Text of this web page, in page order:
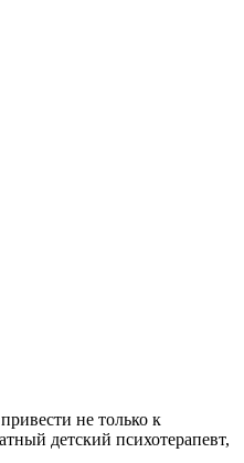
не только к
детский психотерапевт,